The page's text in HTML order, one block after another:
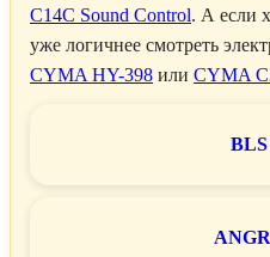
C14C Sound Control. А если
уже логичнее смотреть
CYMA HY-398 или CYMA
BLS